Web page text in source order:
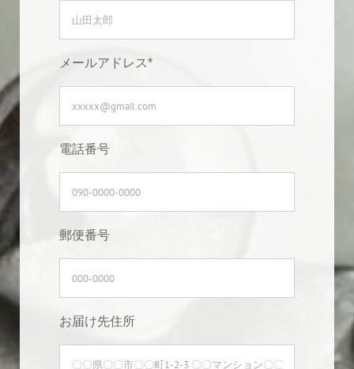
メールアドレス*
電話番号
郵便番号
お届け先住所